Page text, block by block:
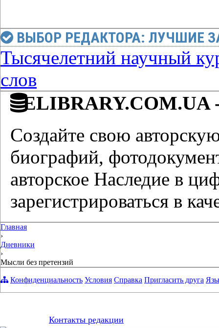
ВЫБОР РЕДАКТОРА: ЛУЧШИЕ
Тысячелетний научный
слов
ELIBRARY.COM.UA
Создайте свою
биографий,
авторское Наследие в
зарегистрироваться в
Главная
›
Дневники
›
Мысли без претензий
Конфиденциальность Условия Справка Пригласить друга
Контакты редакции